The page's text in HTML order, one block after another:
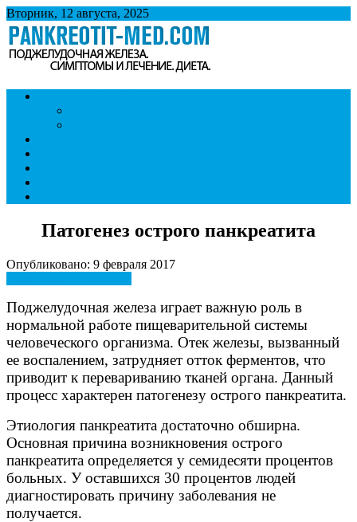
Вторник, 12 августа, 2025
Панкреатит
Поджелудочная железа. Симптомы и лечение панкреатита.
Диета при панкреатите.
Патогенез острого панкреатита
Опубликовано: 9 февраля 2017
Поджелудочная железа играет важную роль в
нормальной работе пищеварительной системы
человеческого организма. Отек железы, вызванный
ее воспалением, затрудняет отток ферментов, что
приводит к перевариванию тканей органа. Данный
процесс характерен патогенезу острого панкреатита.
Этиология панкреатита достаточно обширна.
Основная причина возникновения острого
панкреатита определяется у семидесяти процентов
больных. У оставшихся 30 процентов людей
диагностировать причину заболевания не
получается.